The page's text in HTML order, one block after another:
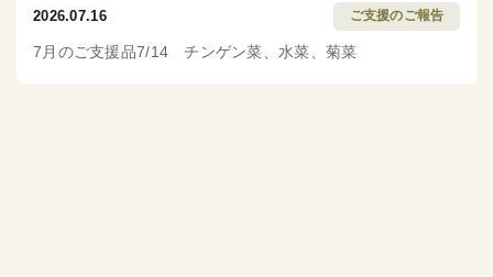
2026.07.16 ご支援のご報告
7月のご支援品7/14 チンゲン菜、水菜、菊菜